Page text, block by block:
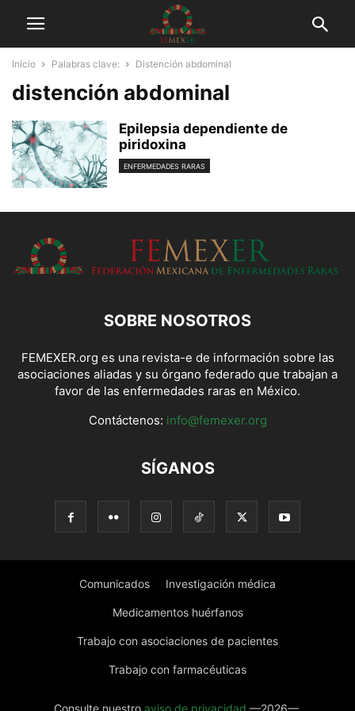
Inicio Palabras clave: Distención abdominal
distención abdominal
Epilepsia dependiente de
piridoxina
ENFERMEDADES RARAS
SOBRE NOSOTROS
FEMEXER.org es una revista-e de información sobre las
asociaciones aliadas y su órgano federado que trabajan a
favor de las enfermedades raras en México.
Contáctenos: info@femexer.org
SÍGANOS
Comunicados Investigación médica
Medicamentos huérfanos
Trabajo con asociaciones de pacientes
Trabajo con farmacéuticas
Consulte nuestro aviso de privacidad —2026—.